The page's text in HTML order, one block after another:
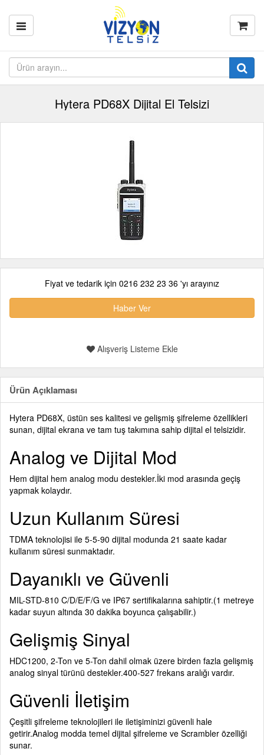
Hytera PD68X Dijital El Telsizi
Fiyat ve tedarik için 0216 232 23 36 'yı arayınız
Haber Ver
Alışveriş Listeme Ekle
Ürün Açıklaması
Hytera PD68X, üstün ses kalitesi ve gelişmiş şifreleme özellikleri
sunan, dijital ekrana ve tam tuş takımına sahip dijital el telsizidir.
Analog ve Dijital Mod
Hem dijital hem analog modu destekler.İki mod arasında geçiş
yapmak kolaydır.
Uzun Kullanım Süresi
TDMA teknolojisi ile 5-5-90 dijital modunda 21 saate kadar
kullanım süresi sunmaktadır.
Dayanıklı ve Güvenli
MIL-STD-810 C/D/E/F/G ve IP67 sertifikalarına sahiptir.(1 metreye
kadar suyun altında 30 dakika boyunca çalışabilir.)
Gelişmiş Sinyal
HDC1200, 2-Ton ve 5-Ton dahil olmak üzere birden fazla gelişmiş
analog sinyal türünü destekler.400-527 frekans aralığı vardır.
Güvenli İletişim
Çeşitli şifreleme teknolojileri ile iletişiminizi güvenli hale
getirir.Analog modda temel dijital şifreleme ve Scrambler özelliği
sunar.